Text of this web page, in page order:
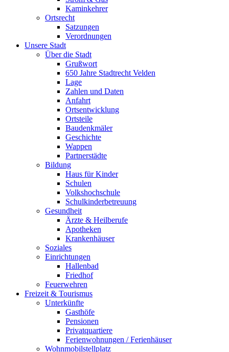
Kaminkehrer
Ortsrecht
Satzungen
Verordnungen
Unsere Stadt
Über die Stadt
Grußwort
650 Jahre Stadtrecht Velden
Lage
Zahlen und Daten
Anfahrt
Ortsentwicklung
Ortsteile
Baudenkmäler
Geschichte
Wappen
Partnerstädte
Bildung
Haus für Kinder
Schulen
Volkshochschule
Schulkinderbetreuung
Gesundheit
Ärzte & Heilberufe
Apotheken
Krankenhäuser
Soziales
Einrichtungen
Hallenbad
Friedhof
Feuerwehren
Freizeit & Tourismus
Unterkünfte
Gasthöfe
Pensionen
Privatquartiere
Ferienwohnungen / Ferienhäuser
Wohnmobilstellplatz